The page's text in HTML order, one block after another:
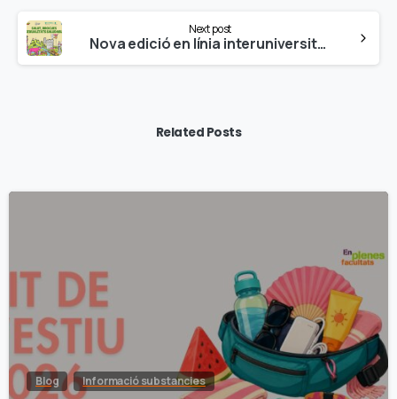
Next post
Nova edició en línia interuniversitari del curs EPF 2024 «Salut, Drogues i Sexualitats Saludables» en la UdG i en el Campus UManresa (UVic-UCC)
Related Posts
Blog Informació substancies